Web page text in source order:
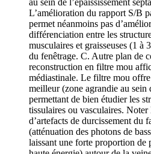
au sein de l’épaississement
L’amélioration du rapport S/B
permet néanmoins pas
différenciation entre les
musculaires et graisseuses (1 à
du fenêtrage. C. Autre plan de
reconstruction en filtre mou
médiastinale. Le filtre mou
meilleur (zone agrandie au sein
permettant de bien étudier les
tissulaires ou vasculaires. Noter
d’artefacts de durcissement du
(atténuation des photons de
laissant une forte proportion de